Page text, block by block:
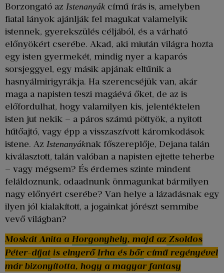
Borzongató az Istenanyák című írás is, amelyben
fiatal lányok ajánlják fel magukat valamelyik
istennek, gyerekszülés céljából, és a várható
előnyökért cserébe. Akad, aki miután világra hozta
egy isten gyermekét, mindig nyer a kaparós
sorsjeggyel, egy másik apjának eltűnik a
hasnyálmirigyrákja. Ha szerencséjük van, akár
maga a napisten teszi magáévá őket, de az is
előfordulhat, hogy valamilyen kis, jelentéktelen
isten jut nekik – a páros számú pöttyök, a nyitott
hűtőajtó, vagy épp a visszaszívott káromkodások
istene. Az Istenanyáknak főszereplője, Dejana talán
kiválasztott, talán valóban a napisten ejtette teherbe
– vagy mégsem? És érdemes szinte mindent
feláldoznunk, odaadnunk önmagunkat bármilyen
nagy előnyért cserébe? Van helye a lázadásnak egy
ilyen jól kialakított, a jogainkat jórészt semmibe
vevő világban?
Moskát Anita a Horgonyhely, majd az Zsoldos
Péter-díjat is elnyerőIrha és bőrcímű regényével
már bizonyította, hogy a magyar fantasy